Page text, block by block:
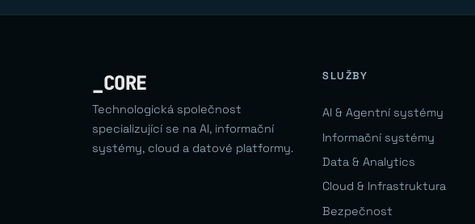
_CORE
Technologická společnost
specializující se na AI, informační
systémy, cloud a datové platformy.
SLUŽBY
AI & Agentní systémy
Informační systémy
Data & Analytics
Cloud & Infrastruktura
Bezpečnost